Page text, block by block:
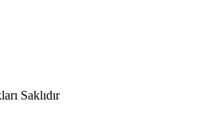
Saklıdır